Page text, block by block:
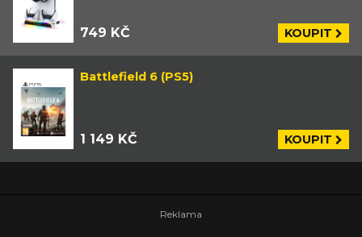
749 KČ KOUPIT
Battlefield 6 (PS5)
1 149 KČ KOUPIT